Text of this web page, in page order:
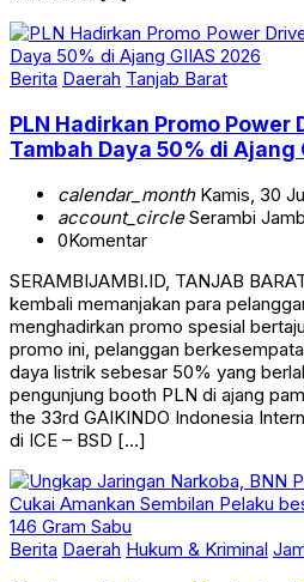
Berita Daerah Tanjab Barat
Tambah Daya 50% di Ajang
account_circleSerambi
0Komentar
kembali memanjakan para
menghadirkan promo spesial
promo ini, pelanggan
daya listrik sebesar 50% yang
pengunjung booth PLN di ajang
the 33rd GAIKINDO Indonesia
di ICE – BSD […]
Berita Daerah Hukum & Kriminal